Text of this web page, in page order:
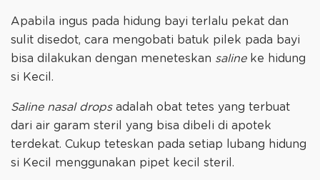
Apabila ingus pada hidung bayi terlalu pekat dan
sulit disedot, cara mengobati batuk pilek pada bayi
bisa dilakukan dengan meneteskan saline ke hidung
si Kecil.
Saline nasal drops adalah obat tetes yang terbuat
dari air garam steril yang bisa dibeli di apotek
terdekat. Cukup teteskan pada setiap lubang hidung
si Kecil menggunakan pipet kecil steril.